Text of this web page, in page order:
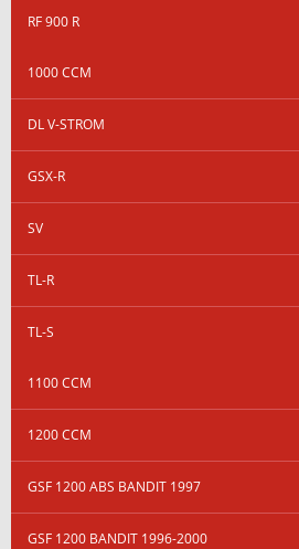
RF 900 R
1000 CCM
DL V-STROM
GSX-R
SV
TL-R
TL-S
1100 CCM
1200 CCM
GSF 1200 ABS BANDIT 1997
GSF 1200 BANDIT 1996-2000